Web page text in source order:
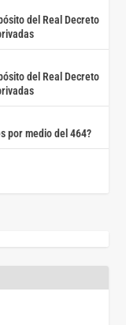
del Real Decreto
del Real Decreto
por medio del 464?